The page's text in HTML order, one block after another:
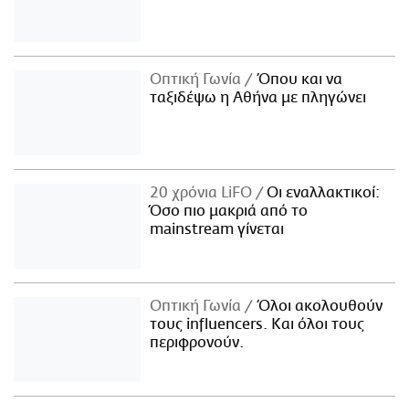
Οπτική Γωνία
Όπου και να
ταξιδέψω η Αθήνα με πληγώνει
20 χρόνια LiFO
Οι εναλλακτικοί:
Όσο πιο μακριά από το
mainstream γίνεται
Οπτική Γωνία
Όλοι ακολουθούν
τους influencers. Και όλοι τους
περιφρονούν.